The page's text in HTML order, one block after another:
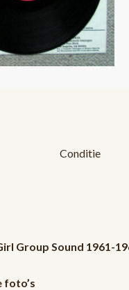
Conditie
Group Sound 1961-
foto’s